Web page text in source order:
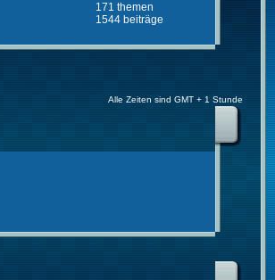
171 themen
1544 beiträge
Alle Zeiten sind GMT + 1 Stunde